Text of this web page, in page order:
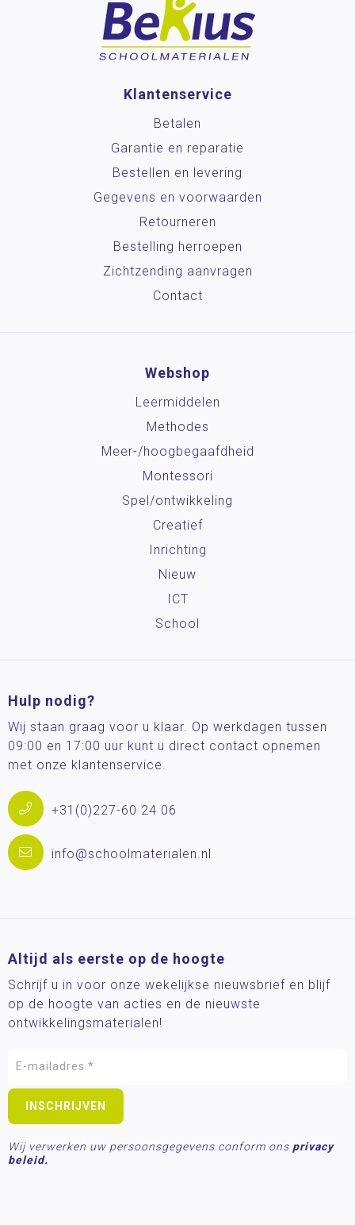
Klantenservice
Betalen
Garantie en reparatie
Bestellen en levering
Gegevens en voorwaarden
Retourneren
Bestelling herroepen
Zichtzending aanvragen
Contact
Webshop
Leermiddelen
Methodes
Meer-/hoog­begaafdheid
Montessori
Spel/ontwikkeling
Creatief
Inrichting
Nieuw
ICT
School
Hulp nodig?
Wij staan graag voor u klaar. Op werkdagen tussen
09:00 en 17:00 uur kunt u direct contact opnemen
met onze klantenservice.
+31(0)227-60 24 06
info@schoolmaterialen.nl
Altijd als eerste op de hoogte
Schrijf u in voor onze wekelijkse nieuwsbrief en blijf
op de hoogte van acties en de nieuwste
ontwikkelingsmaterialen!
Wij verwerken uw persoonsgegevens conform ons privacy
beleid.